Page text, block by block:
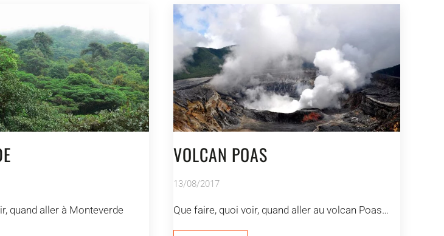
quand aller à Monteverde
VOLCAN POAS
13/08/2017
Que faire, quoi voir, quand aller au volcan Poas…